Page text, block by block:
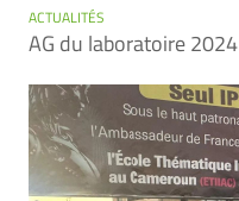
ACTUALITÉS
AG du laboratoire 2024